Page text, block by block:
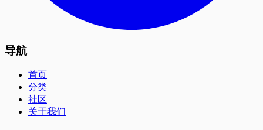
导航
首页
分类
社区
关于我们